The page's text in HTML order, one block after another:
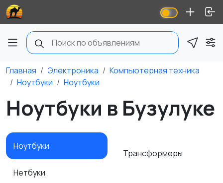
Главная Электроника
Компьютерная техника
Ноутбуки
Ноутбуки
Ноутбуки в Бузулуке
Ноутбуки
Нетбуки
Трансформеры